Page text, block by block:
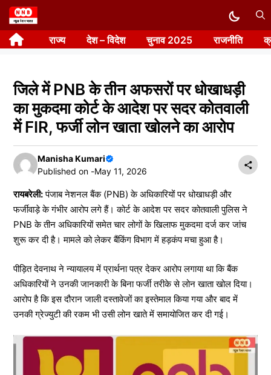
Skip
to
content राज्य देश – विदेश चुनाव 2025 राजनीति
जिले में PNB के तीन अफसरों पर धोखाधड़ी
का मुकदमा कोर्ट के आदेश पर सदर कोतवाली
में FIR, फर्जी लोन खाता खोलने का आरोप
Manisha Kumari
Published on -May 11, 2026
रायबरेली:पंजाब नेशनल बैंक (PNB) के अधिकारियों पर धोखाधड़ी और
फर्जीवाड़े के गंभीर आरोप लगे हैं। कोर्ट के आदेश पर सदर कोतवाली पुलिस ने
PNB के तीन अधिकारियों समेत चार लोगों के खिलाफ मुकदमा दर्ज कर जांच
शुरू कर दी है। मामले को लेकर बैंकिंग विभाग में हड़कंप मचा हुआ है।
पीड़ित देवनाथ ने न्यायालय में प्रार्थना पत्र देकर आरोप लगाया था कि बैंक
अधिकारियों ने उनकी जानकारी के बिना फर्जी तरीके से लोन खाता खोल दिया।
आरोप है कि इस दौरान जाली दस्तावेजों का इस्तेमाल किया गया और बाद में
उनकी ग्रेज्युटी की रकम भी उसी लोन खाते में समायोजित कर दी गई।